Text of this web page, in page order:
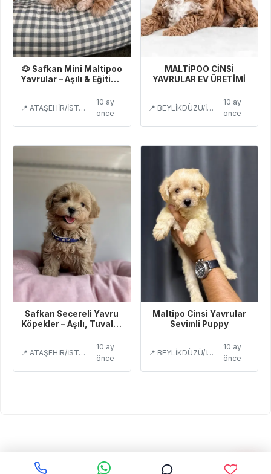
🐶 Safkan Mini Maltipoo
Yavrular – Aşılı & Eğitimli
📍 ATAŞEHİR/İSTANBUL
10 ay
önce
MALTİPOO CİNSİ
YAVRULAR EV ÜRETİMİ
📍 BEYLİKDÜZÜ/İSTANBUL
10 ay
önce
Safkan Secereli Yavru
Köpekler – Aşılı, Tuvalet
📍 ATAŞEHİR/İSTANBUL
10 ay
önce
Maltipo Cinsi Yavrular
Sevimli Puppy
📍 BEYLİKDÜZÜ/İSTANBUL
10 ay
önce